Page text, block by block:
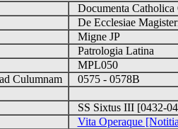
Documenta Catholica
De Ecclesiae
Migne JP
Patrologia Latina
MPL050
Culumnam
0575 - 0578B
SS Sixtus III [0432-
Vita Operaque